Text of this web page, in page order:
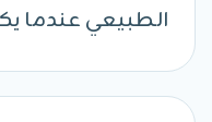
الطبيعي عندما